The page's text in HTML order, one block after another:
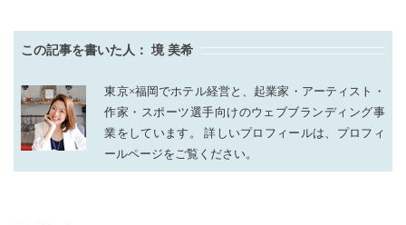
この記事を書いた人：境 美希
東京×福岡でホテル経営と、起業家・アーティスト・
作家・スポーツ選手向けのウェブブランディング事
業をしています。 詳しいプロフィールは、プロフィ
ールページをご覧ください。